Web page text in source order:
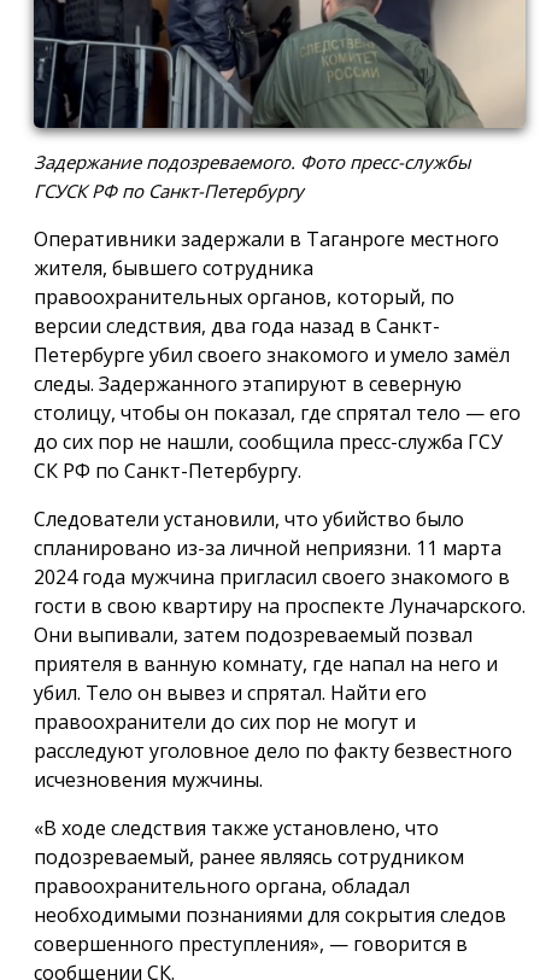
Задержание подозреваемого. Фото пресс-службы
ГСУСК РФ по Санкт-Петербургу
Оперативники задержали в Таганроге местного
жителя, бывшего сотрудника
правоохранительных органов, который, по
версии следствия, два года назад в Санкт-
Петербурге убил своего знакомого и умело замёл
следы. Задержанного этапируют в северную
столицу, чтобы он показал, где спрятал тело — его
до сих пор не нашли, сообщила пресс-служба ГСУ
СК РФ по Санкт-Петербургу.
Следователи установили, что убийство было
спланировано из-за личной неприязни. 11 марта
2024 года мужчина пригласил своего знакомого в
гости в свою квартиру на проспекте Луначарского.
Они выпивали, затем подозреваемый позвал
приятеля в ванную комнату, где напал на него и
убил. Тело он вывез и спрятал. Найти его
правоохранители до сих пор не могут и
расследуют уголовное дело по факту безвестного
исчезновения мужчины.
«В ходе следствия также установлено, что
подозреваемый, ранее являясь сотрудником
правоохранительного органа, обладал
необходимыми познаниями для сокрытия следов
совершенного преступления», — говорится в
сообщении СК.